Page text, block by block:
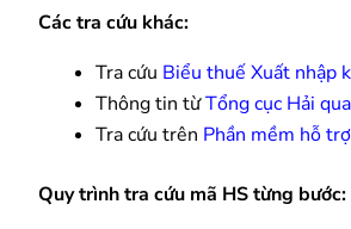
Các tra cứu khác:
Tra cứu Biểu thuế Xuất nhập
Thông tin từTổng cục Hải
Tra cứu trên Phần mềm hỗ
Quy trình tra cứu mã HS từng bước: